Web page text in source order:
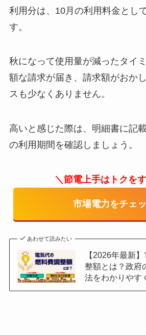
利用分は、10月の利用料金とし
す。
秋になって使用量が減ったタイ
額な請求が届き、請求額がおか
スも少なくありません。
高いと感じた際は、明細書に記
の利用期間を確認しましょう。
＼節電上手はトクを
市場電力をチェ
あわせて読みたい
【2026年最新
整額とは？政府
法をわかりやす